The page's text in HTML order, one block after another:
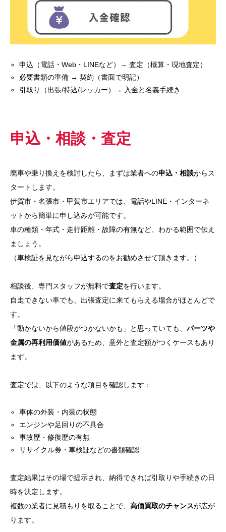
申込（電話・Web・LINEなど）→ 査定（概算・現地査定）
必要書類の準備 → 契約（書面で明記）
引取り（出張/持込/レッカー）→ 入金と名義手続き
申込・相談・査定
廃車や乗り換えを検討したら、まずは業者への申込・相談からス
タートします。
伊賀市・名張市・甲賀市エリアでは、電話やLINE・インターネ
ットから簡単に申し込みが可能です。
車の種類・年式・走行距離・故障の有無など、わかる範囲で伝え
ましょう。
（車検証を見ながら申込するのをお勧めさせて頂きます。）
相談後、専門スタッフが無料で査定を行います。
自走できない車でも、出張査定に来てもらえる場合がほとんどで
す。
「動かないから値段がつかないかも」と思っていても、 パーツや
金属の再利用価値があるため、意外と査定額がつくケースもあり
ます。
査定では、以下のような項目を確認します：
車体の外装・内装の状態
エンジンや足回りの不具合
事故歴・修復歴の有無
リサイクル券・車検証などの書類確認
査定結果はその場で提示され、納得できれば引取りや手続きの日
時を決定します。
複数の業者に見積もりを取ることで、 高価買取のチャンスが広が
ります。